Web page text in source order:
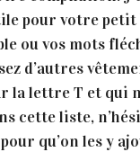
pour votre petit
ou vos mots
d’autres
la lettre T et qui
cette liste,
qu’on les y